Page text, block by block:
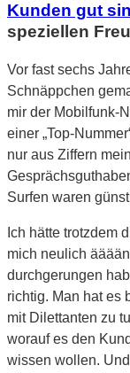
Kunden gut
speziellen
Vor fast sechs
Schnäppchen
mir der Mobilfunk-
einer „Top-
nur aus Ziffern
Surfen waren
Ich hätte trotzdem
mich neulich
durchgerungen
richtig. Man hat es
mit Dilettanten zu
worauf es den
wissen wollen.